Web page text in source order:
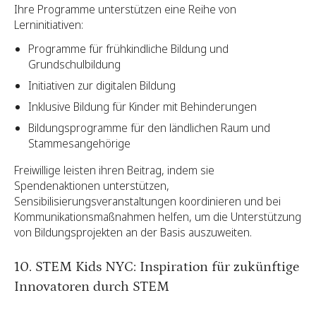
Ihre Programme unterstützen eine Reihe von
Lerninitiativen:
Programme für frühkindliche Bildung und
Grundschulbildung
Initiativen zur digitalen Bildung
Inklusive Bildung für Kinder mit Behinderungen
Bildungsprogramme für den ländlichen Raum und
Stammesangehörige
Freiwillige leisten ihren Beitrag, indem sie
Spendenaktionen unterstützen,
Sensibilisierungsveranstaltungen koordinieren und bei
Kommunikationsmaßnahmen helfen, um die Unterstützung
von Bildungsprojekten an der Basis auszuweiten.
10. STEM Kids NYC: Inspiration für zukünftige
Innovatoren durch STEM